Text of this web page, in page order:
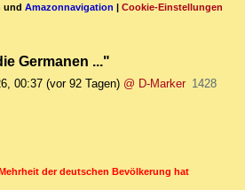
und Amazonnavigation | Cookie-Einstellungen
Germanen ..."
00:37 (vor 92 Tagen) @ D-Marker 1428
der deutschen Bevölkerung hat